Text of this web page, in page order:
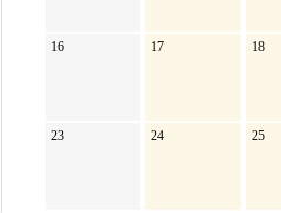
16 17 18
23 24 25